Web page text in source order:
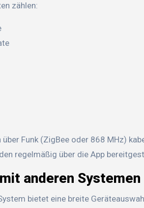
zählen:
Funk (ZigBee oder 868 MHz)
regelmäßig über die App
anderen Systemen
bietet eine breite